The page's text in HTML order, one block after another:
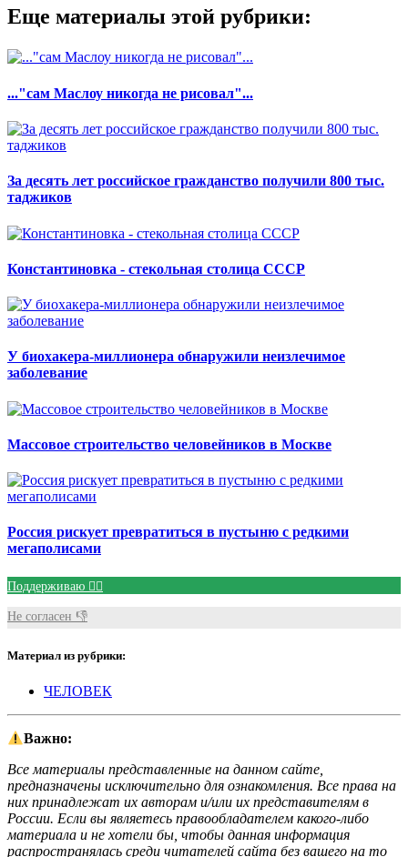
Еще материалы этой рубрики:
..."сам Маслоу никогда не рисовал"...
За десять лет российское гражданство получили 800 тыс.
таджиков
Константиновка - стекольная столица СССР
У биохакера-миллионера обнаружили неизлечимое
заболевание
Массовое строительство человейников в Москве
Россия рискует превратиться в пустыню с редкими
мегаполисами
Поддерживаю 👍🏻
Не согласен 👎
Материал из рубрики:
ЧЕЛОВЕК
Важно:
Все материалы представленные на данном сайте,
предназначены исключительно для ознакомления. Все права на
них принадлежат их авторам и/или их представителям в
России. Если вы являетесь правообладателем какого-либо
материала и не хотели бы, чтобы данная информация
распространялась среди читателей сайта без вашего на то